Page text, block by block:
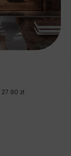
27.90 zł.